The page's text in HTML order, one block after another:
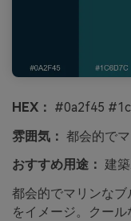
HEX： #0a2f45
雰囲気： 都会的で
おすすめ用途： 建
都会的でマリンな
をイメージ。クー